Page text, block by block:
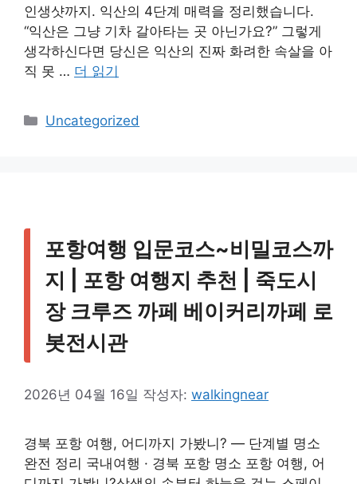
인생샷까지. 익산의 4단계 매력을 정리했습니다.
“익산은 그냥 기차 갈아타는 곳 아닌가요?” 그렇게
생각하신다면 당신은 익산의 진짜 화려한 속살을 아
직 못 … 더 읽기
카
Uncategorized
포항여행 입문코스~비밀코스까
지 | 포항 여행지 추천 | 죽도시
장 크루즈 까페 베이커리까페 로
봇전시관
2026년 04월 16일 작성자: walkingnear
경북 포항 여행, 어디까지 가봤니? — 단계별 명소
완전 정리 국내여행 · 경북 포항 명소 포항 여행, 어